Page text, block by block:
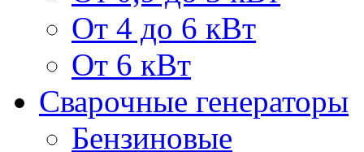
От 4 до 6 кВт
От 6 кВт
Сварочные генераторы
Бензиновые